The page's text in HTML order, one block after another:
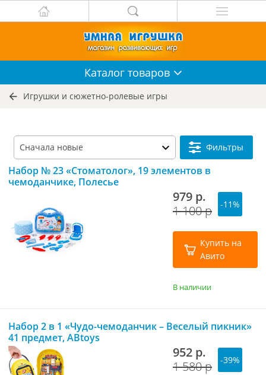
Каталог товаров
Игрушки и сюжетно-ролевые игры
Фильтры
Набор № 23 «Стоматолог», 19 элементов в
чемоданчике, Полесье
979 р.
1 100 р
-11%
Купить на
Авито
В наличии
Набор 2 в 1 «Чудо-чемоданчик – Веселый пикник»
41 предмет, ABtoys
952 р.
1 580 р
-39%